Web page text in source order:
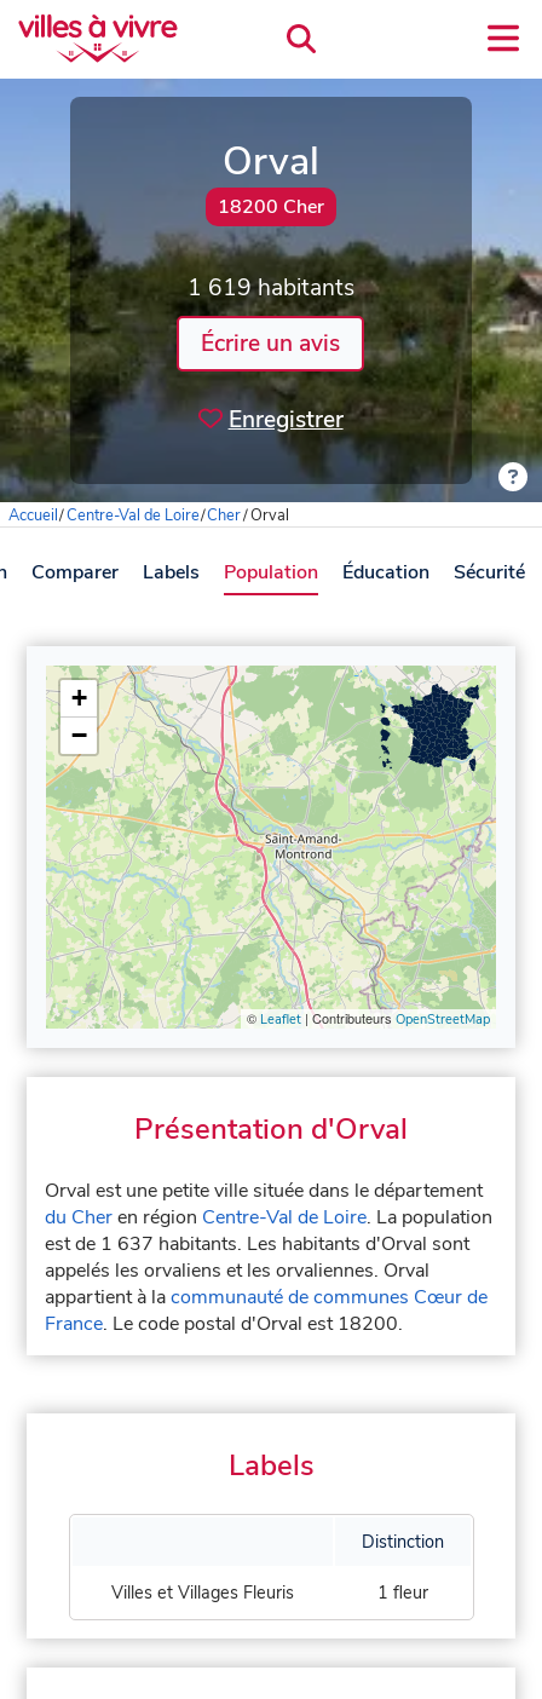
Orval
18200 Cher
1 619 habitants
Écrire un avis
Enregistrer
Accueil/Centre-Val de Loire/Cher/Orval
Comparer Labels Population Éducation Sécurité
+
−
© Leaflet| Contributeurs OpenStreetMap
Présentation d'Orval
Orval est une petite ville située dans le département
du Cheren région Centre-Val de Loire. La population
est de 1 637 habitants. Les habitants d'Orval sont
appelés les orvaliens et les orvaliennes. Orval
appartient à lacommunauté de communes Cœur de
France. Le code postal d'Orval est 18200.
Labels
Distinction
Villes et Villages Fleuris 1 fleur